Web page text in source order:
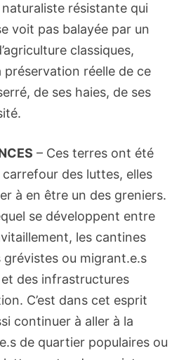
résistante qui
voit pas balayée par un
classiques,
réelle de ce
de ses haies, de ses
– Ces terres ont été
des luttes, elles
à en être un des greniers.
se développent entre
les cantines
grévistes ou migrant.e.s
des infrastructures
C’est dans cet esprit
continuer à aller à la
de quartier populaires ou